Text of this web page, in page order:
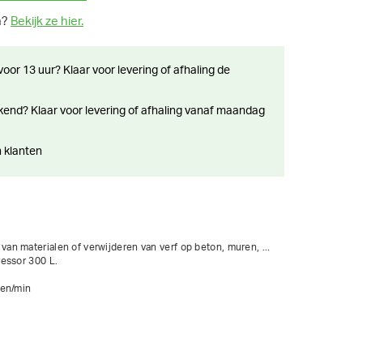
Bekijk ze hier.
klanten
materialen of verwijderen van verf op beton, muren, ...
300 L.
min